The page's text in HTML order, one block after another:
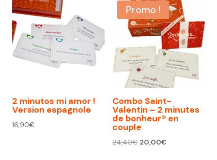
2 minutos mi amor !
Version espagnole
16,90€
Promo !
Combo Saint-
Valentin – 2 minutes
de bonheur® en
couple
24,40€ Le
20,00€Le